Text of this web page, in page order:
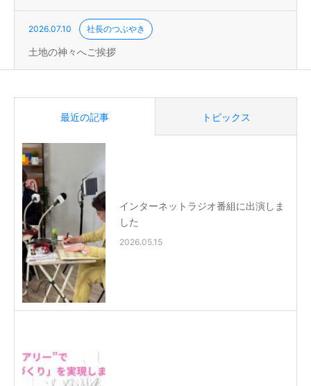
2026.07.10 社長のつぶやき
土地の神々へご挨拶
最近の記事 トピックス
インターネットラジオ番組に出演しま
した
2026.05.15